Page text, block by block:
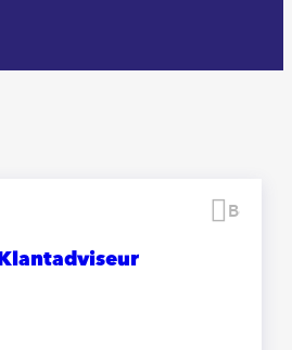
op zoek bent naar een baan